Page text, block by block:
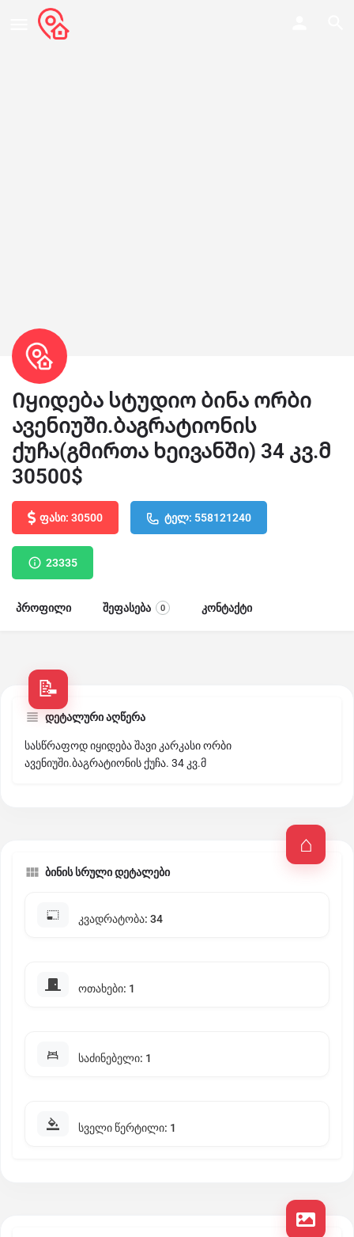
Იყიდება სტუდიო ბინა ორბი
ავენიუში.ბაგრატიონის
ქუჩა(გმირთა ხეივანში) 34 კვ.მ
30500$
ფასი: 30500 ტელ: 558121240
23335
პროფილი შეფასება 0 კონტაქტი
დეტალური აღწერა
სასწრაფოდ იყიდება შავი კარკასი ორბი
ავენიუში.ბაგრატიონის ქუჩა. 34 კვ.მ
ბინის სრული დეტალები
კვადრატობა: 34
ოთახები: 1
საძინებელი: 1
სველი წერტილი: 1